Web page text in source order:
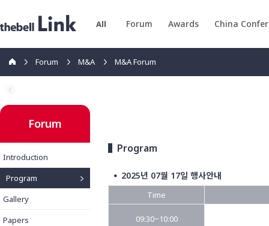
All Forum Awards China
Forum M&A M&A Forum
Forum
Introduction
Program
Gallery
Papers
Program
● 2025년 07월 17일 행사안내
Time
09:30~10:00